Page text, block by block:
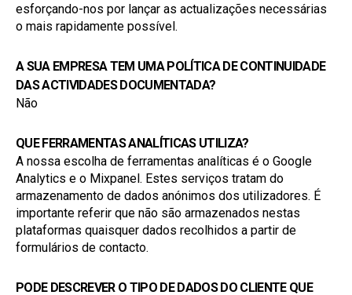
esforçando-nos por lançar as actualizações necessárias
o mais rapidamente possível.
A SUA EMPRESA TEM UMA POLÍTICA DE CONTINUIDADE
DAS ACTIVIDADES DOCUMENTADA?
Não
QUE FERRAMENTAS ANALÍTICAS UTILIZA?
A nossa escolha de ferramentas analíticas é o Google
Analytics e o Mixpanel. Estes serviços tratam do
armazenamento de dados anónimos dos utilizadores. É
importante referir que não são armazenados nestas
plataformas quaisquer dados recolhidos a partir de
formulários de contacto.
PODE DESCREVER O TIPO DE DADOS DO CLIENTE QUE